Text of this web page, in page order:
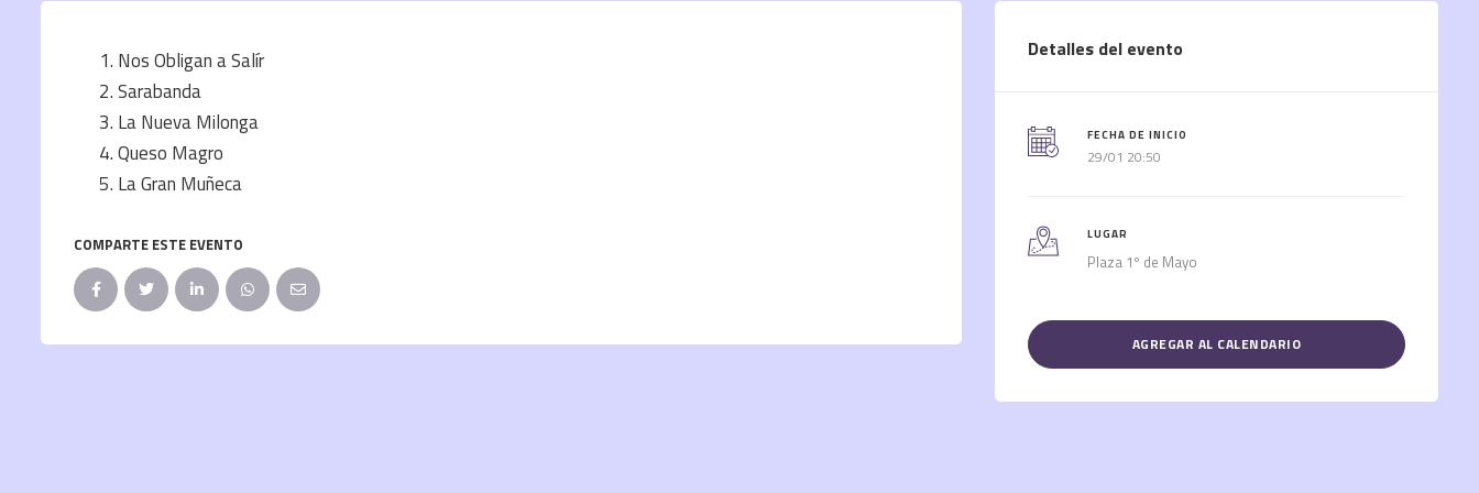
Nos Obligan a Salír
Sarabanda
La Nueva Milonga
Queso Magro
La Gran Muñeca
COMPARTE ESTE EVENTO
Detalles del evento
FECHA DE INICIO
29/01 20:50
LUGAR
Plaza 1º de Mayo
AGREGAR AL CALENDARIO